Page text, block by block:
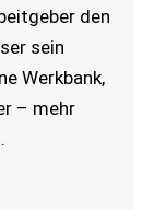
den
sein
Werkbank,
– mehr